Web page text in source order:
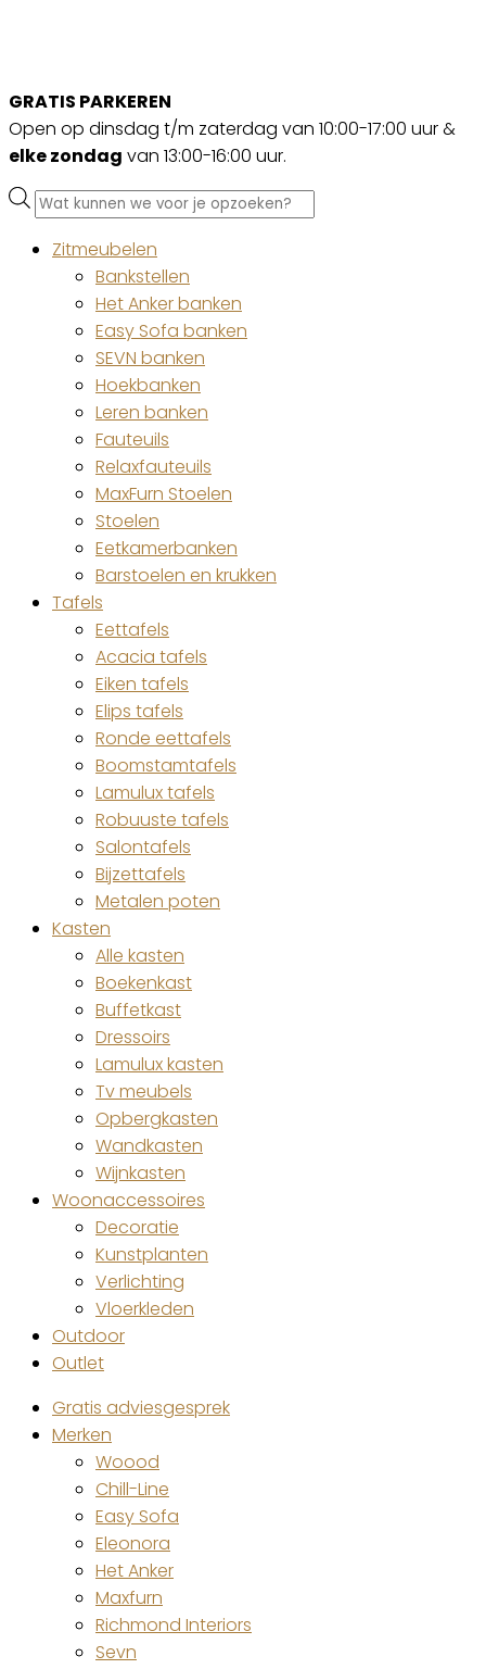
GRATIS PARKEREN
Open op dinsdag t/m zaterdag van 10:00-17:00 uur &
elke zondag van 13:00-16:00 uur.
Producten
zoeken
Zitmeubelen
Bankstellen
Het Anker banken
Easy Sofa banken
SEVN banken
Hoekbanken
Leren banken
Fauteuils
Relaxfauteuils
MaxFurn Stoelen
Stoelen
Eetkamerbanken
Barstoelen en krukken
Tafels
Eettafels
Acacia tafels
Eiken tafels
Elips tafels
Ronde eettafels
Boomstamtafels
Lamulux tafels
Robuuste tafels
Salontafels
Bijzettafels
Metalen poten
Kasten
Alle kasten
Boekenkast
Buffetkast
Dressoirs
Lamulux kasten
Tv meubels
Opbergkasten
Wandkasten
Wijnkasten
Woonaccessoires
Decoratie
Kunstplanten
Verlichting
Vloerkleden
Outdoor
Outlet
Gratis adviesgesprek
Merken
Woood
Chill-Line
Easy Sofa
Eleonora
Het Anker
Maxfurn
Richmond Interiors
Sevn